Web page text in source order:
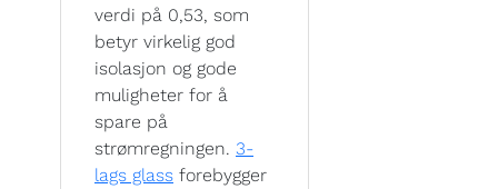
verdi på 0,53, som
betyr virkelig god
isolasjon og gode
muligheter for å
spare på
strømregningen. 3-
lags glass forebygger